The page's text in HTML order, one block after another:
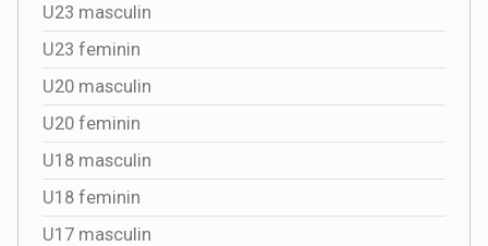
U23 masculin
U23 feminin
U20 masculin
U20 feminin
U18 masculin
U18 feminin
U17 masculin